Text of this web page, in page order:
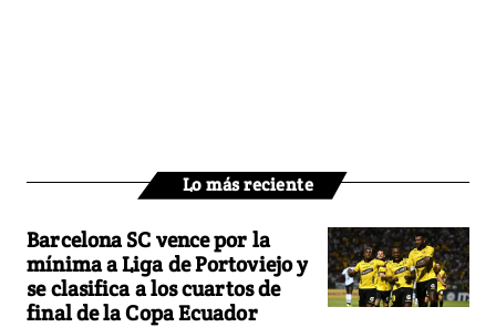
Lo más reciente
Barcelona SC vence por la
mínima a Liga de Portoviejo y
se clasifica a los cuartos de
final de la Copa Ecuador